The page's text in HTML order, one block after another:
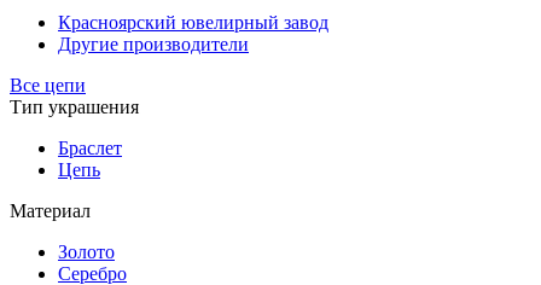
Красноярский ювелирный завод
Другие производители
Все цепи
Тип украшения
Браслет
Цепь
Материал
Золото
Серебро